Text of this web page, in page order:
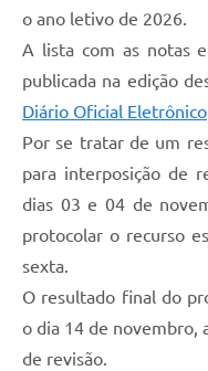
Diário Oficial
Contato
Editais
o ano letivo de 2026.
A lista com as notas
publicada na edição
Diário Oficial Eletrônico
Por se tratar de um
para interposição de
dias 03 e 04 de
protocolar o recurso
sexta.
O resultado final do
o dia 14 de novembro,
de revisão.